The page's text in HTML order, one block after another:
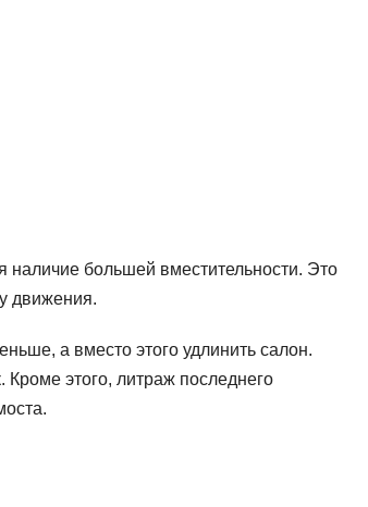
наличие большей вместительности. Это
движения.
а вместо этого удлинить салон.
этого, литраж последнего